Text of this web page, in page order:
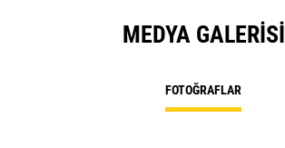
MEDYA GALERISI
FOTOĞRAFLAR